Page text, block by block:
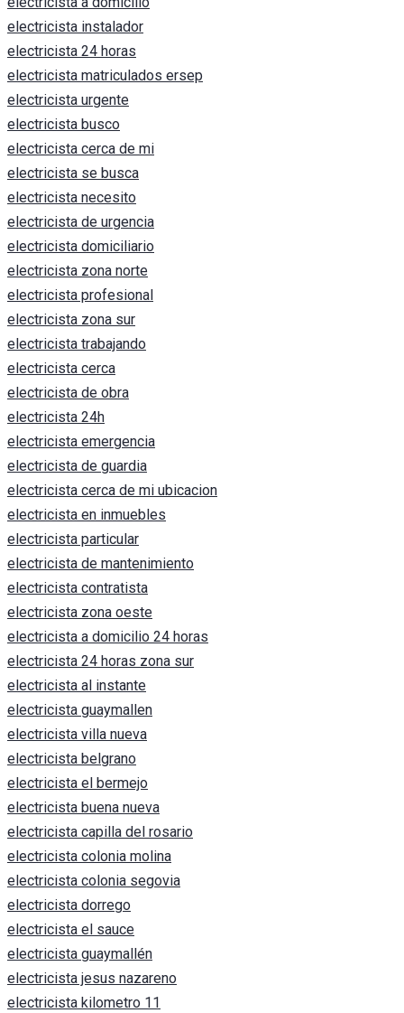
electricista instalador
electricista 24 horas
electricista matriculados ersep
electricista urgente
electricista busco
electricista cerca de mi
electricista se busca
electricista necesito
electricista de urgencia
electricista domiciliario
electricista zona norte
electricista profesional
electricista zona sur
electricista trabajando
electricista cerca
electricista de obra
electricista 24h
electricista emergencia
electricista de guardia
electricista cerca de mi ubicacion
electricista en inmuebles
electricista particular
electricista de mantenimiento
electricista contratista
electricista zona oeste
electricista a domicilio 24 horas
electricista 24 horas zona sur
electricista al instante
electricista guaymallen
electricista villa nueva
electricista belgrano
electricista el bermejo
electricista buena nueva
electricista capilla del rosario
electricista colonia molina
electricista colonia segovia
electricista dorrego
electricista el sauce
electricista guaymallén
electricista jesus nazareno
electricista kilometro 11